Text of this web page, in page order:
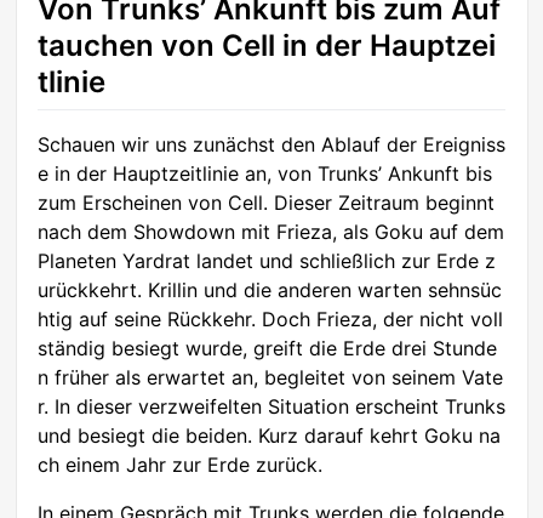
Von Trunks’ Ankunft bis zum Auf
tauchen von Cell in der Hauptzei
tlinie
Schauen wir uns zunächst den Ablauf der Ereigniss
e in der Hauptzeitlinie an, von Trunks’ Ankunft bis
zum Erscheinen von Cell. Dieser Zeitraum beginnt
nach dem Showdown mit Frieza, als Goku auf dem
Planeten Yardrat landet und schließlich zur Erde z
urückkehrt. Krillin und die anderen warten sehnsüc
htig auf seine Rückkehr. Doch Frieza, der nicht voll
ständig besiegt wurde, greift die Erde drei Stunde
n früher als erwartet an, begleitet von seinem Vate
r. In dieser verzweifelten Situation erscheint Trunks
und besiegt die beiden. Kurz darauf kehrt Goku na
ch einem Jahr zur Erde zurück.